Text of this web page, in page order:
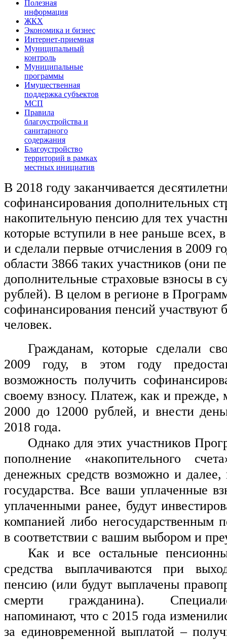
Полезная
информация
ЖКХ
Экономика и бизнес
Интернет-приемная
Муниципальный
контроль
Муниципальные
программы
Имущественная
поддержка субъектов
МСП
Правила
благоустройства и
санитарного
содержания
Благоустройство
территорий в рамках
местных инициатив
В 2018 году заканчивается
софинансирования дополнительных
накопительную пенсию для тех
которые вступили в нее раньше всех,
и сделали первые отчисления в 2009
области 3866 таких участников (они
дополнительные страховые взносы в
рублей). В целом в регионе в
софинансирования пенсий участвуют
человек.
Гражданам, которые сделали
2009 году, в этом году
возможность получить
своему взносу. Платеж, как и прежде,
2000 до 12000 рублей, и внести
2018 года.
Однако для этих участников
пополнение «накопительного
денежных средств возможно и далее,
государства. Все ваши уплаченные
уплаченными ранее, будут
компанией либо негосударственным
в соответствии с вашим выбором и
Как и все остальные
средства выплачиваются при
пенсию (или будут выплачены
смерти гражданина).
напоминают, что с 2015 года
за единовременной выплатой –